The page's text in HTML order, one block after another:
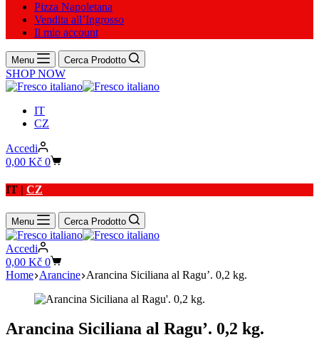
Pizza Napoletana
Vendita all’Ingrosso
Il mio account
Menu Cerca Prodotto
SHOP NOW
IT
CZ
Accedi
Carrello
0,00 Kč 0
IT | CZ
Menu Cerca Prodotto
Accedi
Carrello
0,00 Kč 0
Home Arancine Arancina Siciliana al Ragu’. 0,2 kg.
Arancina Siciliana al Ragu’. 0,2 kg.